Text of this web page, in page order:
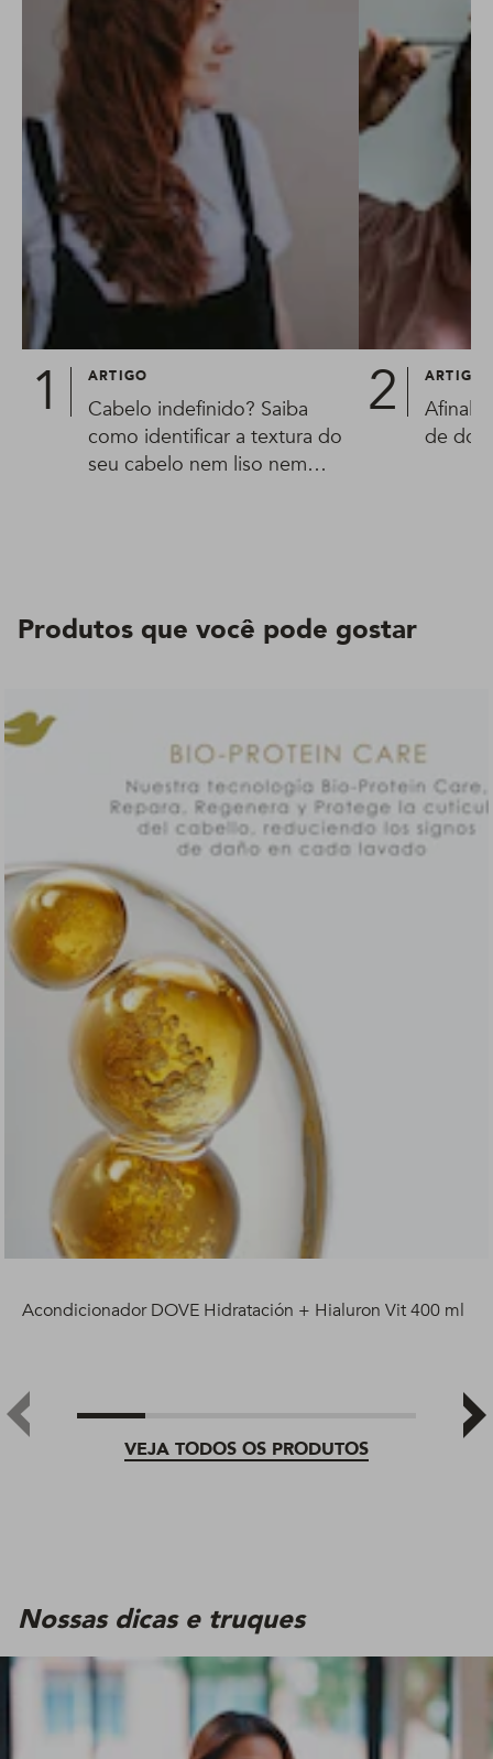
ARTIGO
Cabelo indefinido? Saiba
como identificar a textura do
seu cabelo nem liso nem
ARTIGO
Afinal,
de
Produtos que você pode gostar
VEJA TODOS OS PRODUTOS
Acondicionador DOVE Hidratación + Hialuron Vit 400 ml
Nossas dicas e truques